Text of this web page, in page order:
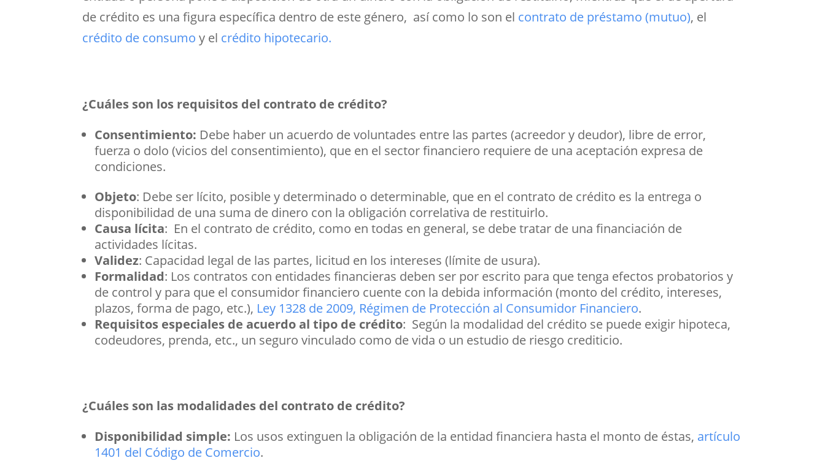
de crédito es una figura específica dentro de este género, así como lo son el contrato de préstamo (mutuo), el
crédito de consumo y el crédito hipotecario.
¿Cuáles son los requisitos del contrato de crédito?
Consentimiento: Debe haber un acuerdo de voluntades entre las partes (acreedor y deudor), libre de error,
fuerza o dolo (vicios del consentimiento), que en el sector financiero requiere de una aceptación expresa de
condiciones.
Objeto: Debe ser lícito, posible y determinado o determinable, que en el contrato de crédito es la entrega o
disponibilidad de una suma de dinero con la obligación correlativa de restituirlo.
Causa lícita: En el contrato de crédito, como en todas en general, se debe tratar de una financiación de
actividades lícitas.
Validez: Capacidad legal de las partes, licitud en los intereses (límite de usura).
Formalidad: Los contratos con entidades financieras deben ser por escrito para que tenga efectos probatorios y
de control y para que el consumidor financiero cuente con la debida información (monto del crédito, intereses,
plazos, forma de pago, etc.), Ley 1328 de 2009, Régimen de Protección al Consumidor Financiero.
Requisitos especiales de acuerdo al tipo de crédito: Según la modalidad del crédito se puede exigir hipoteca,
codeudores, prenda, etc., un seguro vinculado como de vida o un estudio de riesgo crediticio.
¿Cuáles son las modalidades del contrato de crédito?
Disponibilidad simple: Los usos extinguen la obligación de la entidad financiera hasta el monto de éstas, artículo
1401 del Código de Comercio.